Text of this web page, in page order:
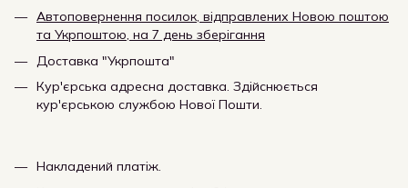
Автоповернення посилок, відправлених Новою поштою
та Укрпоштою, на 7 день зберігання
Доставка "Укрпошта"
Кур'єрська адресна доставка. Здійснюється
кур'єрською службою Нової Пошти.
Накладений платіж.